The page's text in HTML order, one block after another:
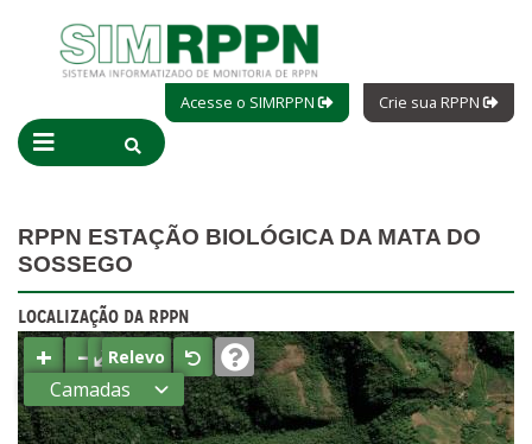
Acesse o SIMRPPN Crie sua RPPN
RPPN ESTAÇÃO BIOLÓGICA DA MATA DO
SOSSEGO
LOCALIZAÇÃO DA RPPN
+ −⤢Relevo
Camadas
Estados